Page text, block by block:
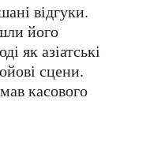
його
як азіатські
сцени.
касового